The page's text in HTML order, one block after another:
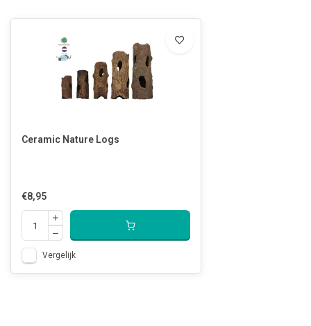
Ceramic Nature Logs
€8,95
Vergelijk